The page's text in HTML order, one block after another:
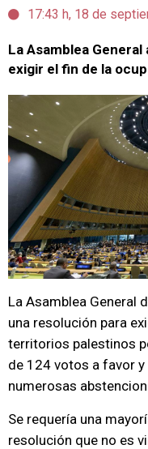
17:43 h, 18 de
La Asamblea
exigir el fin de la
La Asamblea General
una resolución para
territorios palestinos
de 124 votos a favor
numerosas
Se requería una
resolución que no es